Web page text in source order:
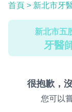
首頁 > 新北市牙
新北市五
牙醫
很抱歉，
您可以